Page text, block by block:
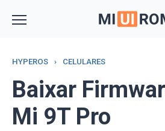
HYPEROS › CELULARES
Baixar
Mi 9T Pro